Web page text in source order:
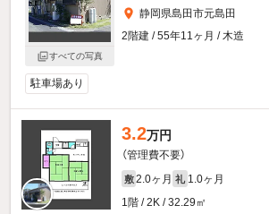
すべての写真
静岡県島田市元島田
2階建 / 55年11ヶ月 / 木造
駐車場あり
3.2万円
（管理費不要）
敷 2.0ヶ月 礼 1.0ヶ月
1階 / 2K / 32.29㎡